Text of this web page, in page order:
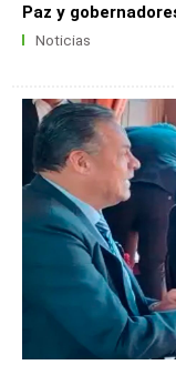
Paz y
Noticias